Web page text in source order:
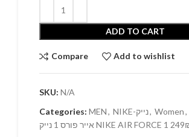
ADD TO CART
Compare Add to wishlist
SKU: N/A
Categories: MEN, NIKE-נייק, Women,